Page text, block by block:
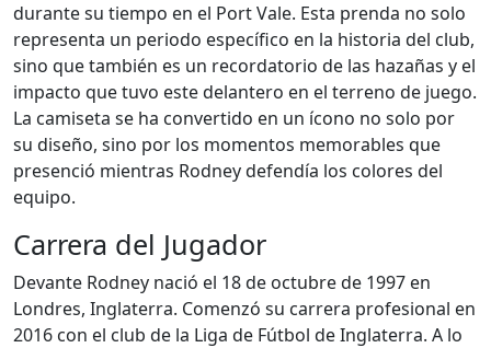
durante su tiempo en el Port Vale. Esta prenda no solo
representa un periodo específico en la historia del club,
sino que también es un recordatorio de las hazañas y el
impacto que tuvo este delantero en el terreno de juego.
La camiseta se ha convertido en un ícono no solo por
su diseño, sino por los momentos memorables que
presenció mientras Rodney defendía los colores del
equipo.
Carrera del Jugador
Devante Rodney nació el 18 de octubre de 1997 en
Londres, Inglaterra. Comenzó su carrera profesional en
2016 con el club de la Liga de Fútbol de Inglaterra. A lo